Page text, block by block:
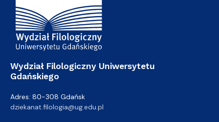
Wydział Filologiczny Uniwersytetu
Gdańskiego
Adres: 80-308 Gdańsk
dziekanat.filologia@ug.edu.pl